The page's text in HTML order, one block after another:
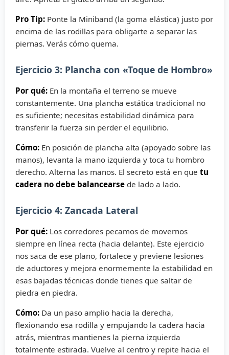
Pro Tip: Ponte la Miniband (la goma elástica) justo por
encima de las rodillas para obligarte a separar las
piernas. Verás cómo quema.
Ejercicio 3: Plancha con «Toque de Hombro»
Por qué: En la montaña el terreno se mueve
constantemente. Una plancha estática tradicional no
es suficiente; necesitas estabilidad dinámica para
transferir la fuerza sin perder el equilibrio.
Cómo: En posición de plancha alta (apoyado sobre las
manos), levanta la mano izquierda y toca tu hombro
derecho. Alterna las manos. El secreto está en que tu
cadera no debe balancearse de lado a lado.
Ejercicio 4: Zancada Lateral
Por qué: Los corredores pecamos de movernos
siempre en línea recta (hacia delante). Este ejercicio
nos saca de ese plano, fortalece y previene lesiones
de aductores y mejora enormemente la estabilidad en
esas bajadas técnicas donde tienes que saltar de
piedra en piedra.
Cómo: Da un paso amplio hacia la derecha,
flexionando esa rodilla y empujando la cadera hacia
atrás, mientras mantienes la pierna izquierda
totalmente estirada. Vuelve al centro y repite hacia el